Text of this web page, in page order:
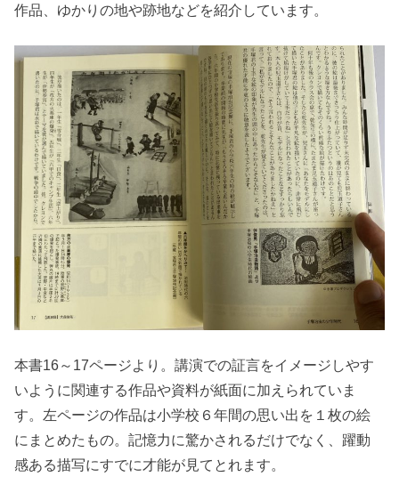
作品、ゆかりの地や跡地などを紹介しています。
本書16～17ページより。講演での証言をイメージしやす
いように関連する作品や資料が紙面に加えられていま
す。左ページの作品は小学校６年間の思い出を１枚の絵
にまとめたもの。記憶力に驚かされるだけでなく、躍動
感ある描写にすでに才能が見てとれます。